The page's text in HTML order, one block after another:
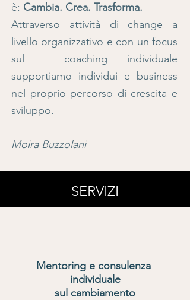
è: Cambia. Crea. Trasforma.
Attraverso attività di change a
livello organizzativo e con un focus
sul coaching individuale
supportiamo individui e business
nel proprio percorso di crescita e
sviluppo.
Moira Buzzolani
SERVIZI
Mentoring e consulenza
individuale
sul cambiamento